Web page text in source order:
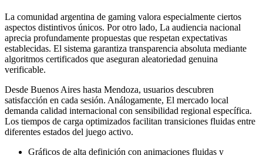
La comunidad argentina de gaming valora especialmente ciertos
aspectos distintivos únicos. Por otro lado, La audiencia nacional
aprecia profundamente propuestas que respetan expectativas
establecidas. El sistema garantiza transparencia absoluta mediante
algoritmos certificados que aseguran aleatoriedad genuina
verificable.
Desde Buenos Aires hasta Mendoza, usuarios descubren
satisfacción en cada sesión. Análogamente, El mercado local
demanda calidad internacional con sensibilidad regional específica.
Los tiempos de carga optimizados facilitan transiciones fluidas entre
diferentes estados del juego activo.
Gráficos de alta definición con animaciones fluidas y